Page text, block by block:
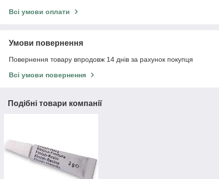
Всі умови оплати
Умови повернення
Повернення товару впродовж 14 днів за рахунок покупця
Всі умови повернення
Подібні товари компанії